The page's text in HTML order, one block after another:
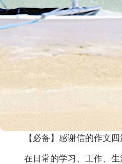
【必备】感谢信的作文四
在日常的学习、工作、